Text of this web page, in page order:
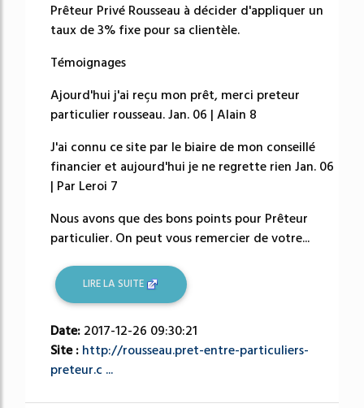
Prêteur Privé Rousseau à décider d'appliquer un
taux de 3% fixe pour sa clientèle.
Témoignages
Ajourd'hui j'ai reçu mon prêt, merci preteur
particulier rousseau. Jan. 06 | Alain 8
J'ai connu ce site par le biaire de mon conseillé
financier et aujourd'hui je ne regrette rien Jan. 06
| Par Leroi 7
Nous avons que des bons points pour Prêteur
particulier. On peut vous remercier de votre...
LIRE LA SUITE
Date: 2017-12-26 09:30:21
Site : http://rousseau.pret-entre-particuliers-
preteur.c ...